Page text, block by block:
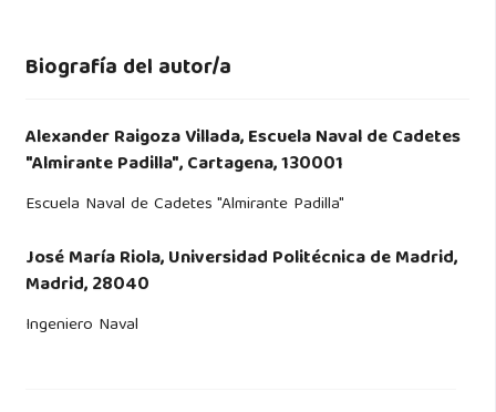
Biografía del autor/a
Alexander Raigoza Villada,Escuela Naval de Cadetes
"Almirante Padilla", Cartagena, 130001
Escuela Naval de Cadetes "Almirante Padilla"
José María Riola,Universidad Politécnica de Madrid,
Madrid, 28040
Ingeniero Naval